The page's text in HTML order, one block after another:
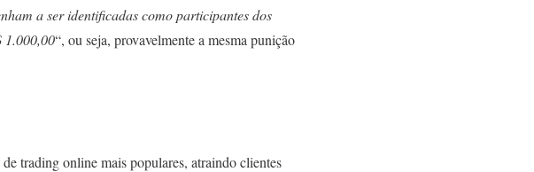
a ser identificadas como participantes dos
1.000,00“, ou seja, provavelmente a mesma punição
trading online mais populares, atraindo clientes